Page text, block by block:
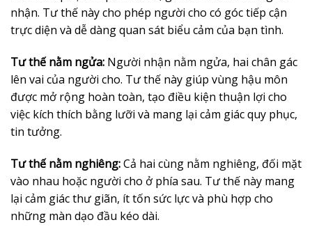
nhận. Tư thế này cho phép người cho có góc tiếp cận
trực diện và dễ dàng quan sát biểu cảm của bạn tình.
Tư thế nằm ngửa: Người nhận nằm ngửa, hai chân gác
lên vai của người cho. Tư thế này giúp vùng hậu môn
được mở rộng hoàn toàn, tạo điều kiện thuận lợi cho
việc kích thích bằng lưỡi và mang lại cảm giác quy phục,
tin tưởng.
Tư thế nằm nghiêng:Cả hai cùng nằm nghiêng, đối mặt
vào nhau hoặc người cho ở phía sau. Tư thế này mang
lại cảm giác thư giãn, ít tốn sức lực và phù hợp cho
những màn dạo đầu kéo dài.